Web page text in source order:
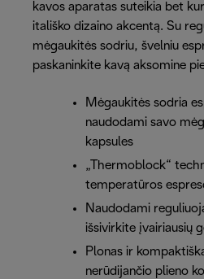
kavos aparatas suteikia bet
itališko dizaino akcentą. Su
mėgaukitės sodriu, švelniu
paskaninkite kavą aksomine
Mėgaukitės sodria
naudodami savo
kapsules
„Thermoblock“
temperatūros
Naudodami
išsivirkite įvairiausių
Plonas ir
nerūdijančio plieno